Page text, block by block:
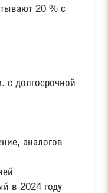
20 % с
долгосрочной
аналогов
в 2024 году